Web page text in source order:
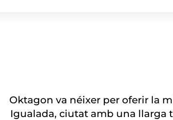
Oktagon va néixer per oferir la
Igualada, ciutat amb una llarga